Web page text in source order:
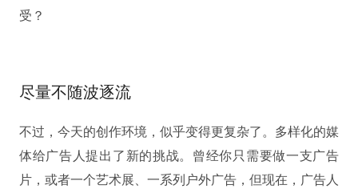
受？
尽量不随波逐流
不过，今天的创作环境，似乎变得更复杂了。多样化的媒
体给广告人提出了新的挑战。曾经你只需要做一支广告
片，或者一个艺术展、一系列户外广告，但现在，广告人